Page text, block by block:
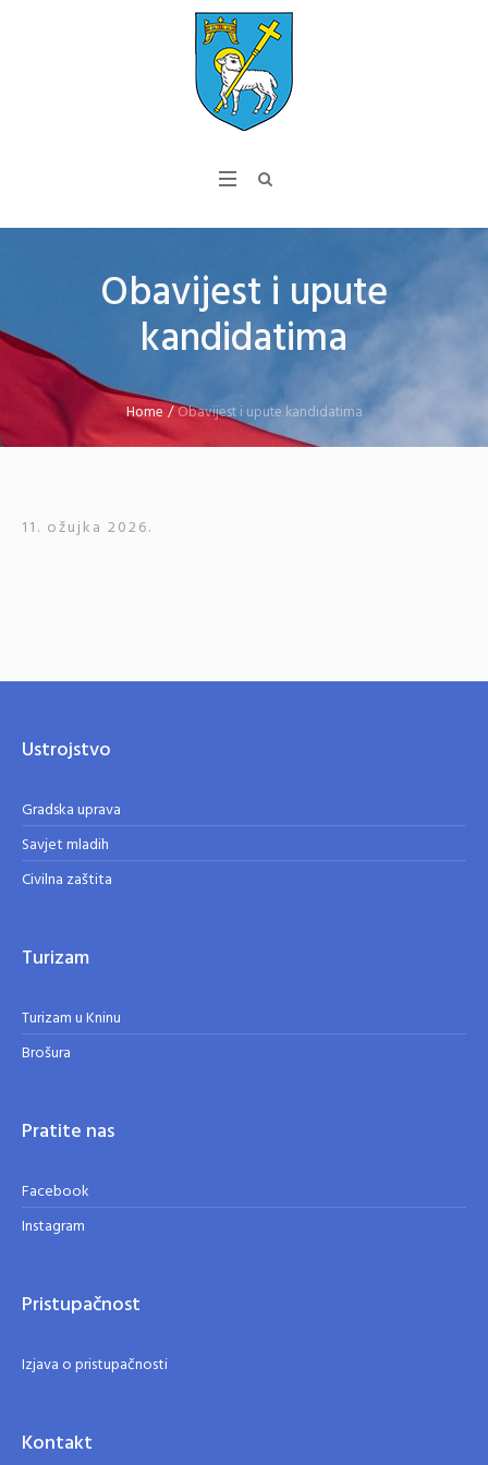
Obavijest i upute
kandidatima
Home /Obavijest i upute kandidatima
11. ožujka 2026.
Ustrojstvo
Gradska uprava
Savjet mladih
Civilna zaštita
Turizam
Turizam u Kninu
Brošura
Pratite nas
Facebook
Instagram
Pristupačnost
Izjava o pristupačnosti
Kontakt